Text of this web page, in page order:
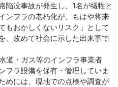
陥没事故が発生し、1名が犠牲と
ンフラの老朽化が、もはや将来
もおかしくないリスク」として
、改めて社会に示した出来事で
道・ガス等のインフラ事業者
フラ設備を保有・管理していま
めには、現地での点検や調査が